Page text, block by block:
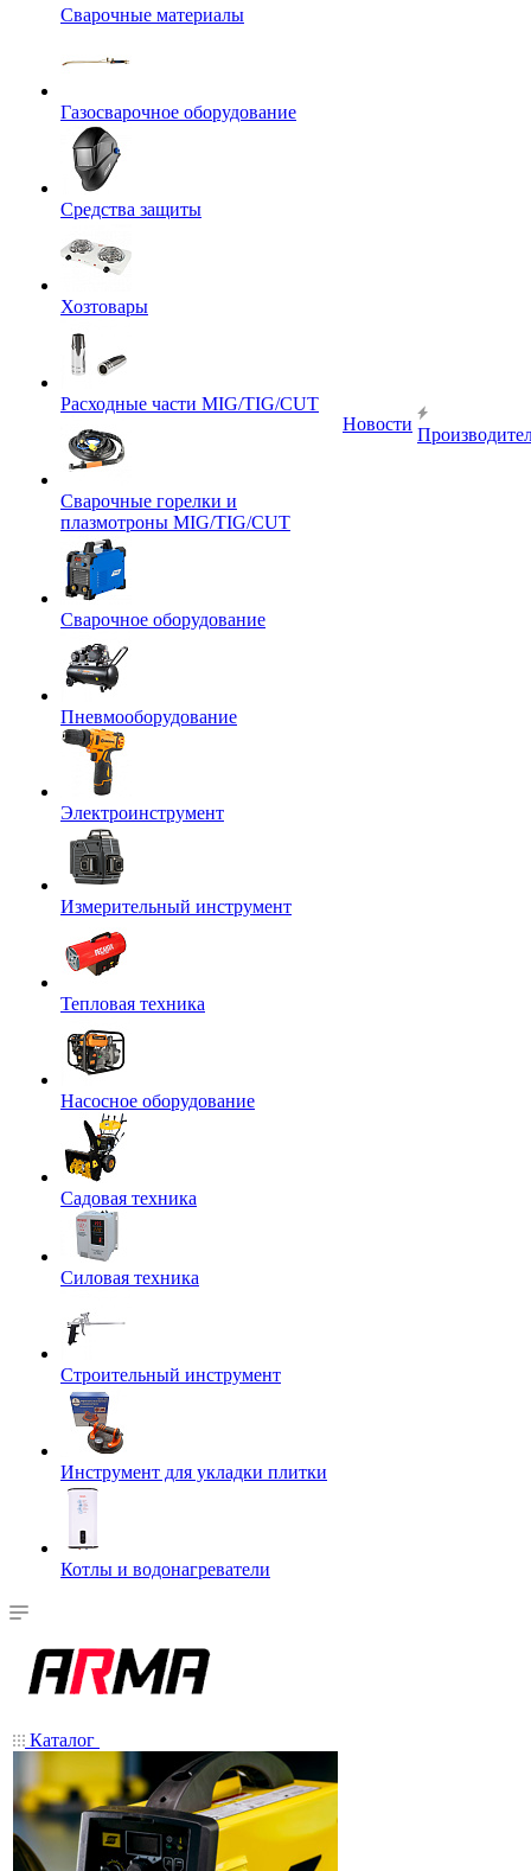
Сварочные материалы
Газосварочное оборудование
Средства защиты
Хозтовары
Расходные части MIG/TIG/CUT
Сварочные горелки и
плазмотроны MIG/TIG/CUT
Сварочное оборудование
Пневмооборудование
Электроинструмент
Измерительный инструмент
Тепловая техника
Насосное оборудование
Садовая техника
Силовая техника
Строительный инструмент
Инструмент для укладки плитки
Котлы и водонагреватели
Новости
Каталог